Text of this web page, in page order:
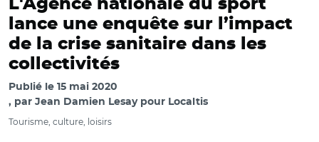
L'Agence nationale du sport
lance une enquête sur l’impact
de la crise sanitaire dans les
collectivités
Publié le 15 mai 2020
par Jean Damien Lesay pour Localtis
Tourisme, culture, loisirs